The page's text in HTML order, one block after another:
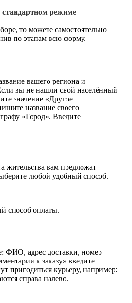
стандартном режиме
то можете самостоятельно
по этапам всю форму.
вашего региона и
вы не нашли свой населённый
значение «Другое
название своего
«Город». Введите
жительства вам предложат
любой удобный способ.
способ оплаты.
ФИО, адрес доставки, номер
к заказу» введите
пригодиться курьеру, например:
справа налево.